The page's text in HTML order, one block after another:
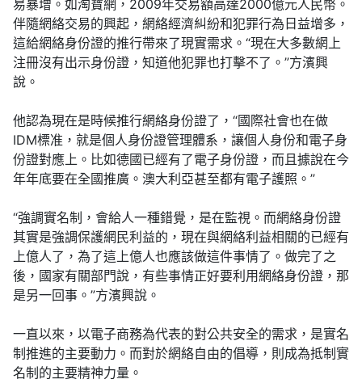
易暴增。如淘寶網，2009年交易額高達2000億元人民幣。
伴隨網絡交易的興起，網絡經濟糾紛和犯罪行為日益增多，
這給網絡身份證的推行帶來了現實需求。“現在大多數網上
注冊沒有出示身份證，知道他犯罪也打擊不了。”方濱興
說。
他認為現在是時候推行網絡身份證了，“國際社會也在做
IDM標准，就是個人身份證管理體系，讓個人身份和電子身
份證對應上。比如德國已經有了電子身份證，而且據說在今
年年底要在全國推廣。澳大利亞甚至都有電子護照。”
“強調實名制，會給人一種錯覺，是在監視。而網絡身份證
其實是強調保護網民利益的，現在與網絡利益相關的已經有
上億人了，為了這上億人也應該做這件事情了。做完了之
後，國家有關部門說，有些事情正好要利用網絡身份證，那
是另一回事。”方濱興說。
一直以來，以電子商務為代表的對公共安全的需求，是實名
制推進的主要動力。而對於網絡自由的倡導，則成為抵制實
名制的主要精神力量。